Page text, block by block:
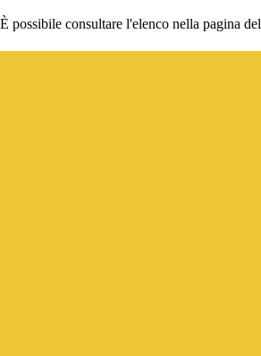
possibile consultare l'elenco nella pagina